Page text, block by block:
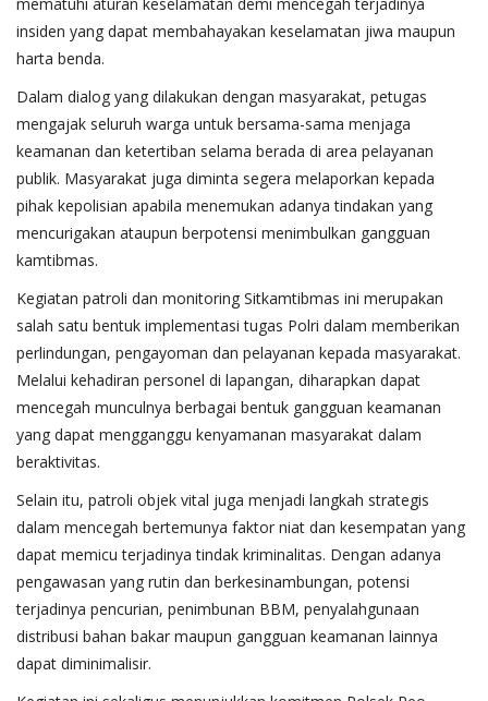
insiden yang dapat membahayakan keselamatan jiwa maupun
harta benda.
Dalam dialog yang dilakukan dengan masyarakat, petugas
mengajak seluruh warga untuk bersama-sama menjaga
keamanan dan ketertiban selama berada di area pelayanan
publik. Masyarakat juga diminta segera melaporkan kepada
pihak kepolisian apabila menemukan adanya tindakan yang
mencurigakan ataupun berpotensi menimbulkan gangguan
kamtibmas.
Kegiatan patroli dan monitoring Sitkamtibmas ini merupakan
salah satu bentuk implementasi tugas Polri dalam memberikan
perlindungan, pengayoman dan pelayanan kepada masyarakat.
Melalui kehadiran personel di lapangan, diharapkan dapat
mencegah munculnya berbagai bentuk gangguan keamanan
yang dapat mengganggu kenyamanan masyarakat dalam
beraktivitas.
Selain itu, patroli objek vital juga menjadi langkah strategis
dalam mencegah bertemunya faktor niat dan kesempatan yang
dapat memicu terjadinya tindak kriminalitas. Dengan adanya
pengawasan yang rutin dan berkesinambungan, potensi
terjadinya pencurian, penimbunan BBM, penyalahgunaan
distribusi bahan bakar maupun gangguan keamanan lainnya
dapat diminimalisir.